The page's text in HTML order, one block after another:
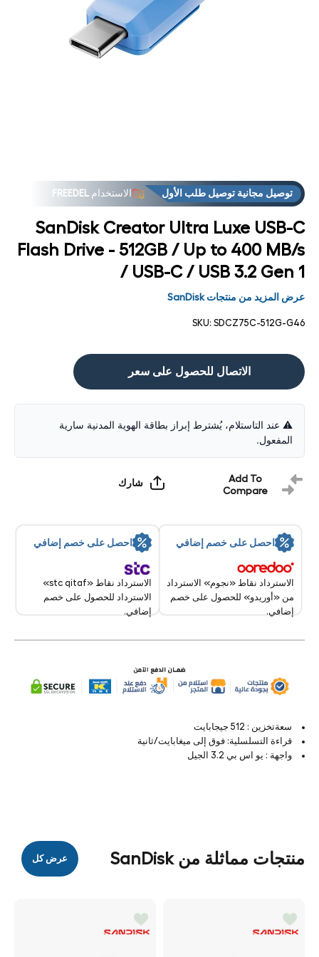
توصيل مجانية توصيل طلب الأول الاستخدام FREEDEL
SanDisk Creator Ultra Luxe USB-C
Flash Drive - 512GB / Up to 400 MB/s
/ USB-C / USB 3.2 Gen 1
عرض المزيد من منتجات SanDisk
SKU: SDCZ75C-512G-G46
الاتصال للحصول على سعر
⚠️ عند التاستلام، يُشترط إبراز بطاقة الهوية المدنية سارية
المفعول.
Add To
Compare
شارك
احصل على خصم إضافي
الاسترداد نقاط «نجوم» الاسترداد
من «أوريدو» للحصول على خصم
إضافي.
احصل على خصم إضافي
الاسترداد نقاط «stc qitaf»
الاسترداد للحصول على خصم
إضافي.
سعةتخزين : 512 جيجابايت
قراءة التسلسلية: فوق إلى ميغابايت/ثانية
واجهة : يو اس بي 3.2 الجيل
منتجات مماثلة من SanDisk عرض كل